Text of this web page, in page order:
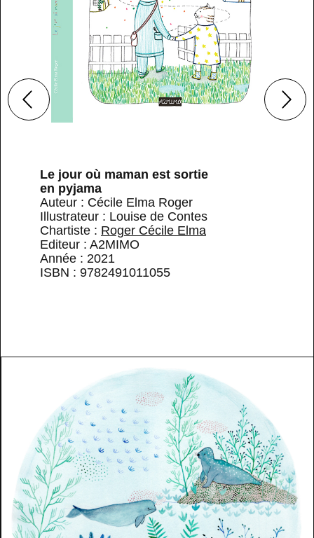
Le jour où maman est sortie
en pyjama
Auteur : Cécile Elma Roger
Illustrateur : Louise de Contes
Chartiste : Roger Cécile Elma
Editeur : A2MIMO
Année : 2021
ISBN : 9782491011055